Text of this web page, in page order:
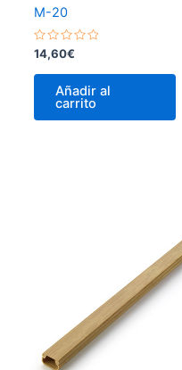
M-20
Valorado
con
0
14,60€
Añadir al
carrito